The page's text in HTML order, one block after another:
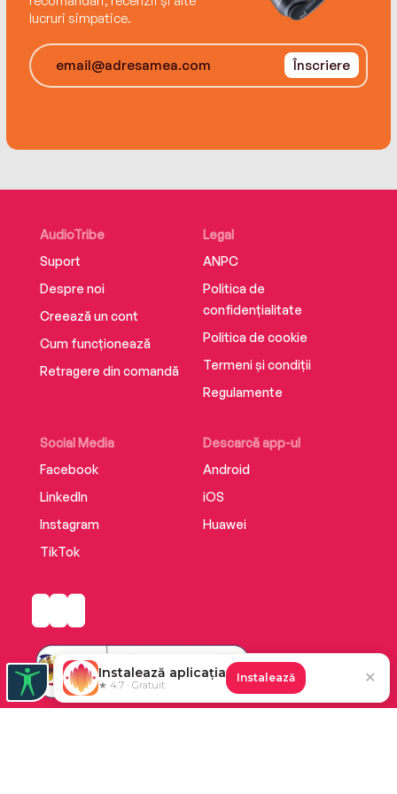
lucruri simpatice.
Înscriere
AudioTribe
Suport
Despre noi
Creează un cont
Cum funcționează
Retragere din comandă
Social Media
Facebook
LinkedIn
Instagram
TikTok
Descarcă app-ul
Android
iOS
Huawei
Legal
ANPC
Politica de
confidențialitate
Politica de cookie
Termeni și condiții
Regulamente
Instalează aplicația
★ 4.7 · Gratuit
Instalează ✕